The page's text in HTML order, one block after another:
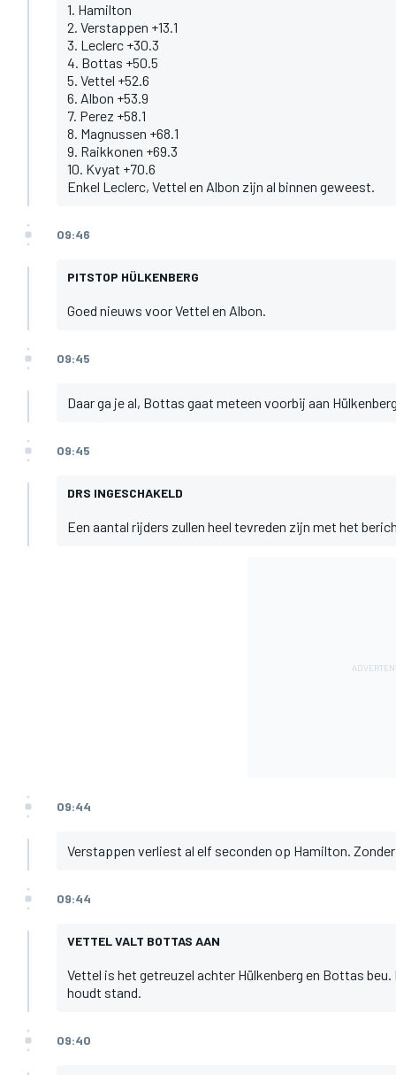
1. Hamilton
2. Verstappen +13.1
3. Leclerc +30.3
4. Bottas +50.5
5. Vettel +52.6
6. Albon +53.9
7. Perez +58.1
8. Magnussen +68.1
9. Raikkonen +69.3
10. Kvyat +70.6
Enkel Leclerc, Vettel en Albon zijn al binnen geweest.
09:46
PITSTOP HÜLKENBERG
Goed nieuws voor Vettel en Albon.
09:45
Daar ga je al, Bottas gaat meteen voorbij aan
09:45
DRS INGESCHAKELD
Een aantal rijders zullen heel tevreden zijn met het
09:44
Verstappen verliest al elf seconden op Hamilton.
09:44
VETTEL VALT BOTTAS AAN
Vettel is het getreuzel achter Hülkenberg en Bottas
houdt stand.
09:40